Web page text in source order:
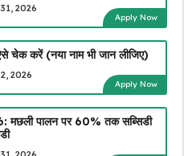
2026
Apply Now
चेक करें (नया नाम भी जान लीजिए)
2026
Apply Now
मछली पालन पर 60% तक सब्सिडी